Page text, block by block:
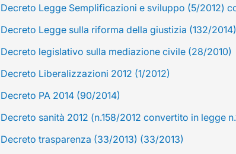
Decreto Legge Semplificazioni e sviluppo (5/2012)
Decreto Legge sulla riforma della giustizia (132/2014)
Decreto legislativo sulla mediazione civile (28/2010)
Decreto Liberalizzazioni 2012 (1/2012)
Decreto PA 2014 (90/2014)
Decreto sanità 2012 (n.158/2012 convertito in legge
Decreto trasparenza (33/2013) (33/2013)